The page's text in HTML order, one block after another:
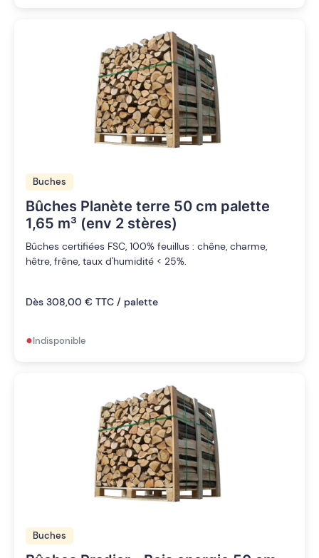
Buches
Bûches Planète terre 50 cm palette
1,65 m³ (env 2 stères)
Bûches certifiées FSC, 100% feuillus : chêne, charme,
hêtre, frêne, taux d'humidité < 25%.
Dès 308,00 € TTC / palette
•Indisponible
Buches